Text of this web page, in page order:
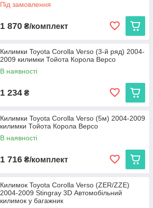
Під замовлення
1 870 ₴/комплект
Килимки Toyota Corolla Verso (3-й ряд) 2004-
2009 килимки Тойота Корола Версо
В наявності
1 234 ₴
Килимки Toyota Corolla Verso (5м) 2004-2009
килимки Тойота Корола Версо
В наявності
1 716 ₴/комплект
Килимок Toyota Corolla Verso (ZER/ZZE)
2004-2009 Stingray 3D Автомобільний
килимок у багажник